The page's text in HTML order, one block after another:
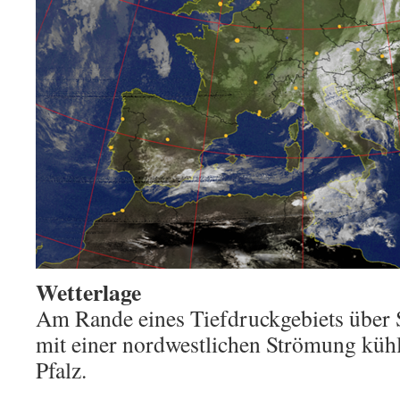
Wetterlage
Am Rande eines Tiefdruckgebiets über
mit einer nordwestlichen Strömung
Pfalz.